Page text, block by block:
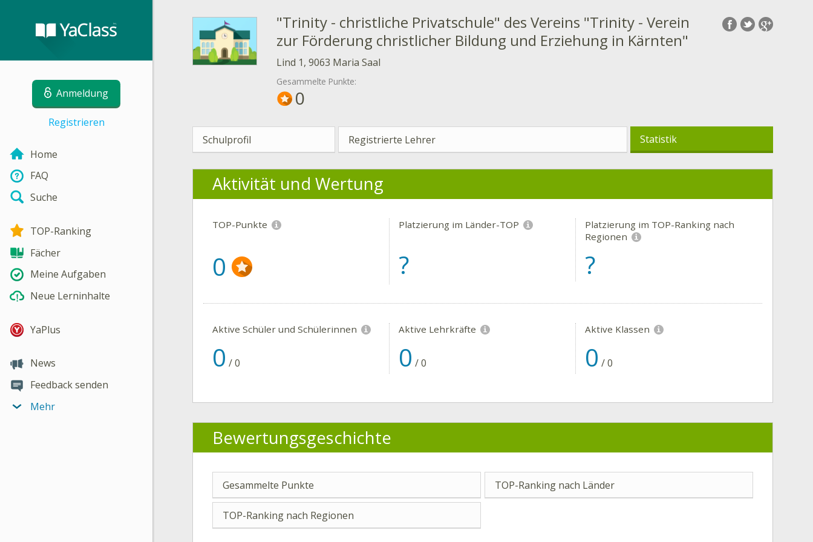
Anmeldung
Registrieren
Home
FAQ
Suche
TOP-Ranking
Fächer
Meine Aufgaben
Neue Lerninhalte
YaPlus
News
Feedback senden
Mehr
"Trinity - christliche Privatschule" des Vereins "Trinity - Verein
zur Förderung christlicher Bildung und Erziehung in Kärnten"
Lind 1, 9063 Maria Saal
Gesammelte Punkte:
0
Schulprofil Registrierte Lehrer Statistik
Aktivität und Wertung
TOP-Punkte
0
Platzierung im Länder-TOP
?
Platzierung im TOP-Ranking nach
Regionen
?
Aktive Schüler und Schülerinnen
0 /0
Aktive Lehrkräfte
0 /0
Aktive Klassen
0 /0
Bewertungsgeschichte
Gesammelte Punkte TOP-Ranking nach Länder
TOP-Ranking nach Regionen